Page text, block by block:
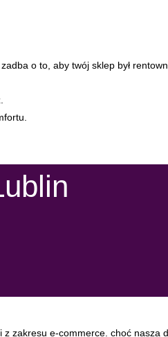
o to, aby twój sklep był
zakresu e-commerce. choć nasza